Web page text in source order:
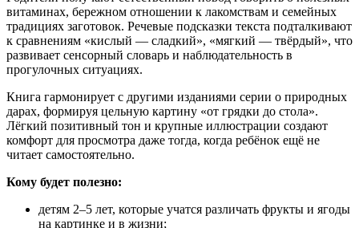
витаминах, бережном отношении к лакомствам и семейных
традициях заготовок. Речевые подсказки текста подталкивают
к сравнениям «кислый — сладкий», «мягкий — твёрдый», что
развивает сенсорный словарь и наблюдательность в
прогулочных ситуациях.
Книга гармонирует с другими изданиями серии о природных
дарах, формируя цельную картину «от грядки до стола».
Лёгкий позитивный тон и крупные иллюстрации создают
комфорт для просмотра даже тогда, когда ребёнок ещё не
читает самостоятельно.
Кому будет полезно:
детям 2–5 лет, которые учатся различать фрукты и ягоды
на картинке и в жизни;